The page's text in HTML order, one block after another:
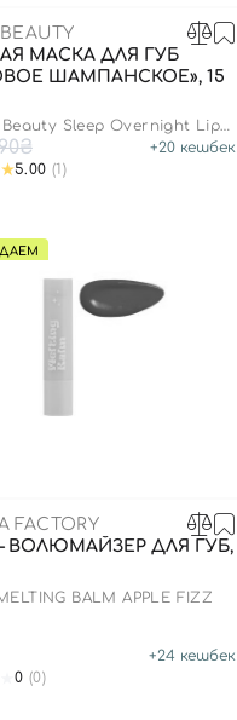
МАСКА ДЛЯ ГУБ
ШАМПАНСКОЕ», 15
Beauty Sleep Overnight Lip
Champagne
+20кешбек
5.00 (1)
FACTORY
ВОЛЮМАЙЗЕР ДЛЯ ГУБ,
BALM APPLE FIZZ
+24 кешбек
0 (0)